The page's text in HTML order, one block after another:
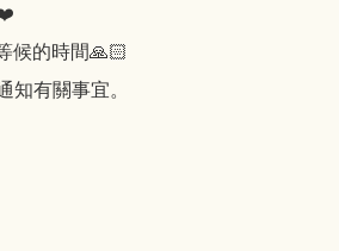
候的時間🙏🏻
知有關事宜。